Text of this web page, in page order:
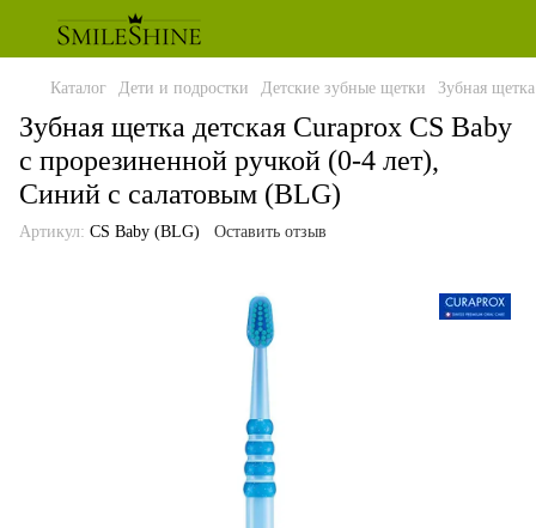
Каталог Дети и подростки Детские зубные щетки Зубная
Зубная щетка детская Curaprox CS Baby
с прорезиненной ручкой (0-4 лет),
Синий с салатовым (BLG)
Артикул: CS Baby (BLG) Оставить отзыв